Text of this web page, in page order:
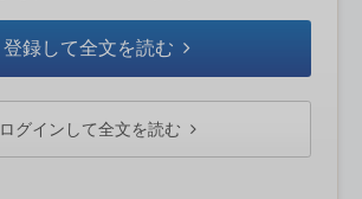
登録して全文を読む
ログインして全文を読む